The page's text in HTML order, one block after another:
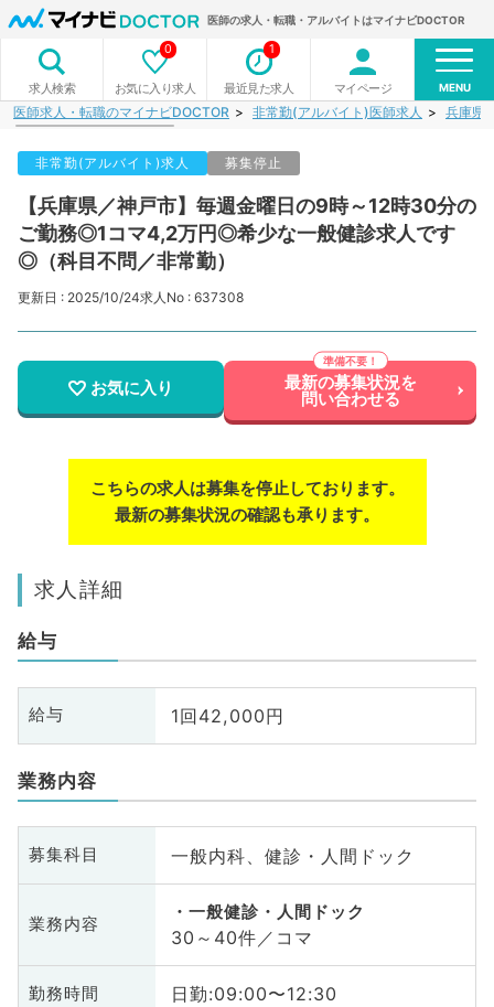
医師の求人・転職・アルバイトはマイナビDOCTOR
求人検索 お気に入り求人
0
最近見た求人
1
マイページ MENU
医師求人・転職のマイナビDOCTOR 非常勤(アルバイト)医師求人 兵庫県
非常勤(アルバイト)求人 募集停止
【兵庫県／神戸市】毎週金曜日の9時～12時30分の
ご勤務◎1コマ4,2万円◎希少な一般健診求人です
◎（科目不問／非常勤）
更新日 : 2025/10/24求人No : 637308
お気に入り 最新の募集状況を
問い合わせる
こちらの求人は募集を停止しております。
最新の募集状況の確認も承ります。
求人詳細
給与
給与 1回42,000円
業務内容
募集科目 一般内科、健診・人間ドック
業務内容
一般健診・人間ドック
30～40件／コマ
勤務時間 日勤:09:00〜12:30